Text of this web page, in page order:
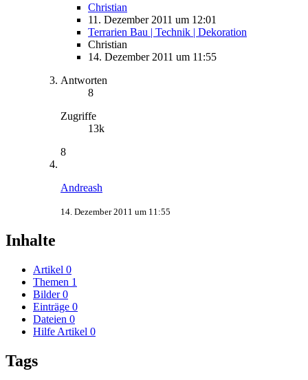
Christian
11. Dezember 2011 um 12:01
Terrarien Bau | Technik | Dekoration
Christian
14. Dezember 2011 um 11:55
Antworten
8
Zugriffe
13k
8
Andreash
14. Dezember 2011 um 11:55
Inhalte
Artikel 0
Themen 1
Bilder 0
Einträge 0
Dateien 0
Hilfe Artikel 0
Tags